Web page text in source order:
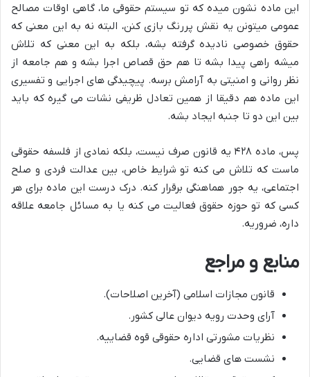
این ماده نشون میده که تو سیستم حقوقی ما، گاهی اوقات مصالح
عمومی میتونن یه نقش پررنگ بازی کنن، البته نه به این معنی که
حقوق خصوصی نادیده گرفته بشه، بلکه به این معنی که تلاش
میشه راهی پیدا بشه تا هم حق قصاص اجرا بشه و هم جامعه از
نظر روانی و امنیتی به آرامش برسه. پیچیدگی های اجرایی و تفسیری
این ماده هم دقیقا از همین تعادل ظریفی نشات می گیره که باید
بین این دو تا جنبه ایجاد بشه.
پس، ماده ۴۲۸ یه قانون صرف نیست، بلکه نمادی از فلسفه حقوقی
ماست که تلاش می کنه تو شرایط خاص، بین عدالت فردی و صلح
اجتماعی، یه جور هماهنگی برقرار کنه. درک درست این ماده برای هر
کسی که تو حوزه حقوق فعالیت می کنه یا به مسائل جامعه علاقه
داره، ضروریه.
منابع و مراجع
قانون مجازات اسلامی (آخرین اصلاحات).
آرای وحدت رویه دیوان عالی کشور.
نظریات مشورتی اداره حقوقی قوه قضاییه.
نشست های قضایی.